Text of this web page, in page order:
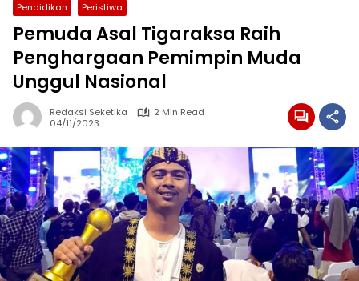
Pendidikan Peristiwa
Pemuda Asal Tigaraksa Raih
Penghargaan Pemimpin Muda
Unggul Nasional
Redaksi Seketika
2 Min Read
04/11/2023